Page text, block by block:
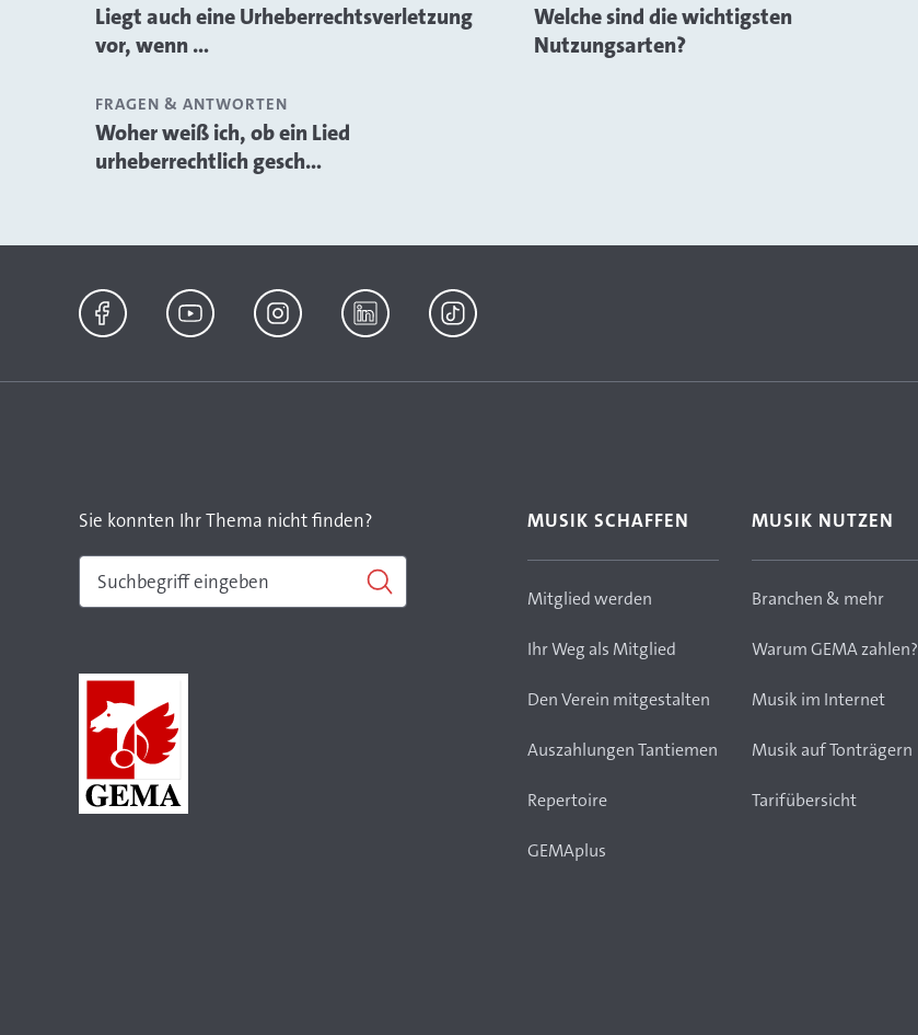
Liegt auch eine Urheberrechtsverletzung
vor, wenn ...
Welche sind die wichtigsten
Nutzungsarten?
FRAGEN & ANTWORTEN
Woher weiß ich, ob ein Lied
urheberrechtlich gesch...
Sie konnten Ihr Thema nicht finden? MUSIK SCHAFFEN
Mitglied werden
Ihr Weg als Mitglied
Den Verein mitgestalten
Auszahlungen Tantiemen
Repertoire
GEMAplus
MUSIK NUTZEN
Branchen & mehr
Warum GEMA zahlen?
Musik im Internet
Musik auf Tonträgern
Tarifübersicht